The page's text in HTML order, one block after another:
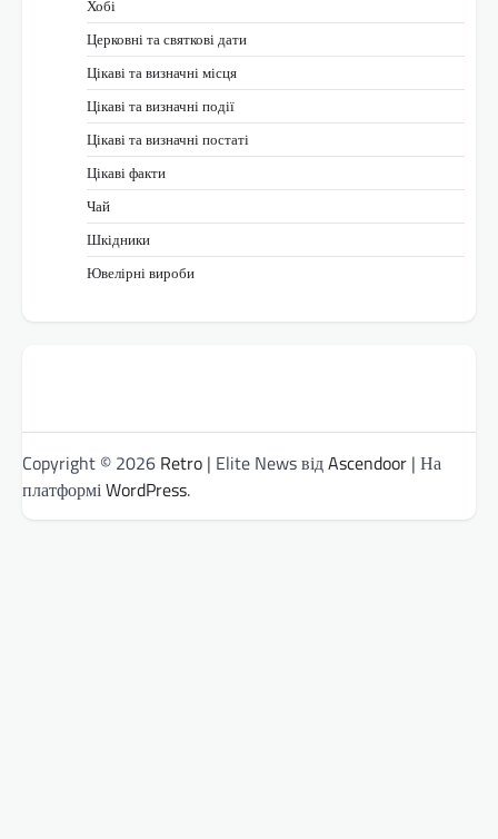
Хобі
Церковні та святкові дати
Цікаві та визначні місця
Цікаві та визначні події
Цікаві та визначні постаті
Цікаві факти
Чай
Шкідники
Ювелірні вироби
Copyright © 2026 Retro | Elite News відAscendoor | На
платформіWordPress.